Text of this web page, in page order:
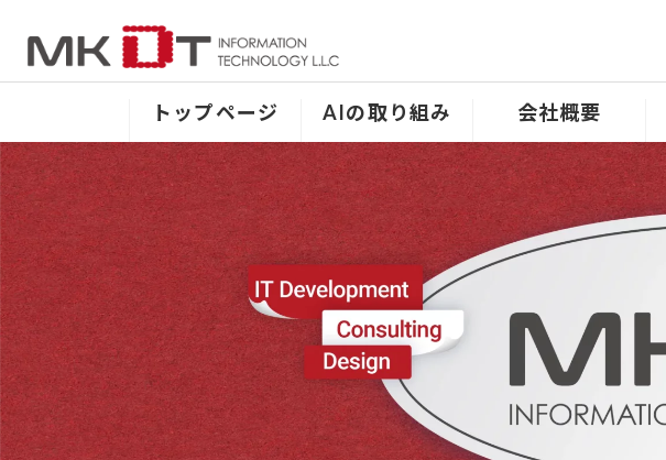
content
Navigation
トップページ AIの取り組み 会社概要